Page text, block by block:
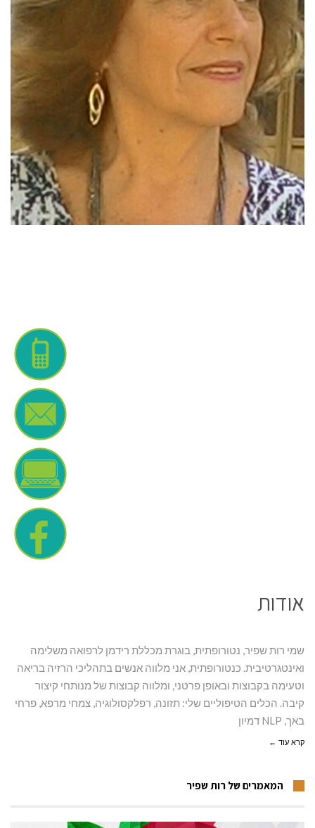
אודות
שמי רות שפיר, נטורופתית, בוגרת מכללת רידמן לרפואה משלימה
ואינטגרטיבית. כנטורופתית, אני מלווה אנשים בתהליכי הרזיה בריאה
וטעימה בקבוצות ובאופן פרטני, ומלווה קבוצות של מנותחי קיצור
קיבה. הכלים הטיפוליים שלי: תזונה, רפלקסולוגיה, צמחי מרפא, פרחי
באך, NLP דמיון
קרא עוד ←
המאמרים של רות שפיר